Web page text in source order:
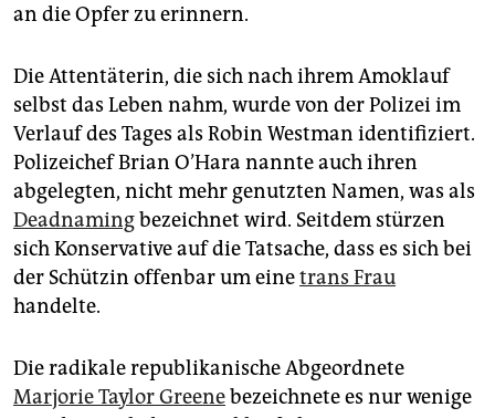
an die Opfer zu erinnern.
Die Attentäterin, die sich nach ihrem Amoklauf
selbst das Leben nahm, wurde von der Polizei im
Verlauf des Tages als Robin Westman identifiziert.
Polizeichef Brian O’Hara nannte auch ihren
abgelegten, nicht mehr genutzten Namen, was als
Deadnamingbezeichnet wird. Seitdem stürzen
sich Konservative auf die Tatsache, dass es sich bei
der Schützin offenbar um einetrans Frau
handelte.
Die radikale republikanische Abgeordnete
Marjorie Taylor Greenebezeichnete es nur wenige